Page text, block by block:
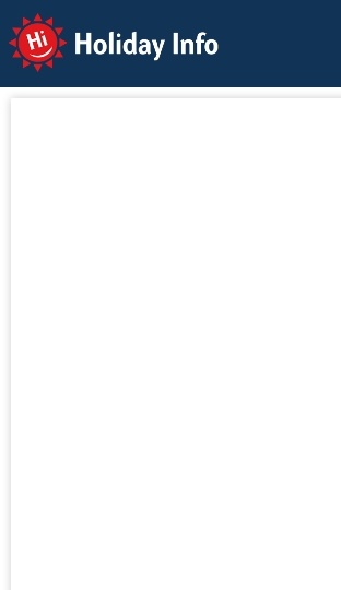
Holiday Info